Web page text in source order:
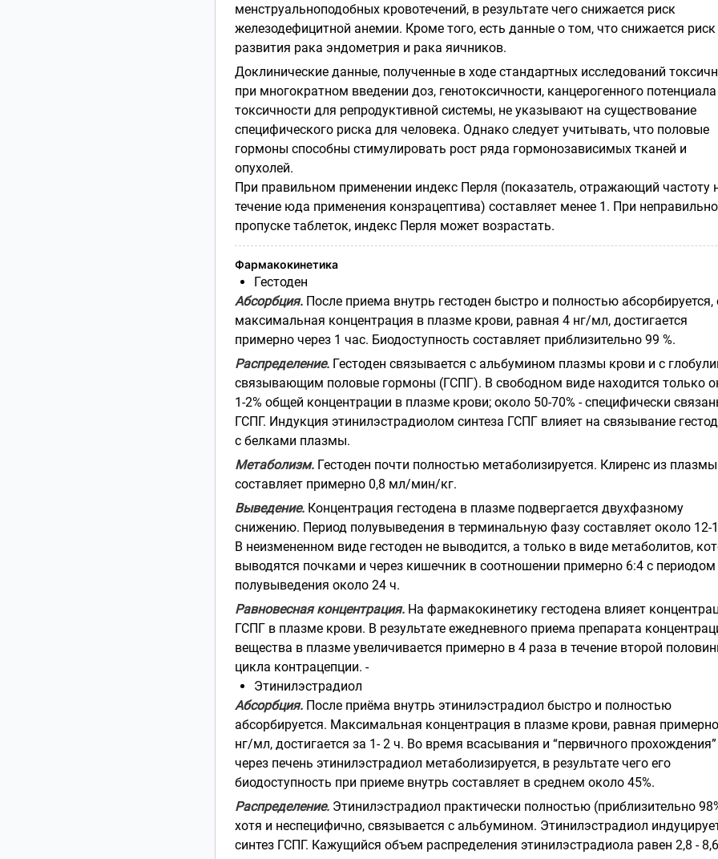
менструальноподобных кровотечений, в результате чего снижается риск
железодефицитной анемии. Кроме того, есть данные о том, что снижается риск
развития рака эндометрия и рака яичников.
Доклинические данные, полученные в ходе стандартных исследований
при многократном введении доз, генотоксичности, канцерогенного
токсичности для репродуктивной системы, не указывают на существование
специфического риска для человека. Однако следует учитывать, что половые
гормоны способны стимулировать рост ряда гормонозависимых тканей и
опухолей.
При правильном применении индекс Перля (показатель, отражающий частоту
течение юда применения конзрацептива) составляет менее 1. При
пропуске таблеток, индекс Перля может возрастать.
Фармакокинетика
Гестоден
Абсорбция.После приема внутрь гестоден быстро и полностью абсорбируется,
максимальная концентрация в плазме крови, равная 4 нг/мл, достигается
примерно через 1 час. Биодоступность составляет приблизительно 99 %.
Распределение.Гестоден связывается с альбумином плазмы крови и с
связывающим половые гормоны (ГСПГ). В свободном виде находится только
1-2% общей концентрации в плазме крови; около 50-70% - специфически
ГСПГ. Индукция этинилэстрадиолом синтеза ГСПГ влияет на связывание
с белками плазмы.
Метаболизм.Гестоден почти полностью метаболизируется. Клиренс из плазмы
составляет примерно 0,8 мл/мин/кг.
Выведение.Концентрация гестодена в плазме подвергается двухфазному
снижению. Период полувыведения в терминальную фазу составляет около 12-
В неизмененном виде гестоден не выводится, а только в виде метаболитов,
выводятся почками и через кишечник в соотношении примерно 6:4 с периодом
полувыведения около 24 ч.
Равновесная концентрация.На фармакокинетику гестодена влияет
ГСПГ в плазме крови. В результате ежедневного приема препарата
вещества в плазме увеличивается примерно в 4 раза в течение второй
цикла контрацепции. -
Этинилэстрадиол
Абсорбция.После приёма внутрь этинилэстрадиол быстро и полностью
абсорбируется. Максимальная концентрация в плазме крови, равная
нг/мл, достигается за 1- 2 ч. Во время всасывания и “первичного прохождения”
через печень этинилэстрадиол метаболизируется, в результате чего его
биодоступность при приеме внутрь составляет в среднем около 45%.
Распределение.Этинилэстрадиол практически полностью (приблизительно
хотя и неспецифично, связывается с альбумином. Этинилэстрадиол
синтез ГСПГ. Кажущийся объем распределения этинилэстрадиола равен 2,8 -